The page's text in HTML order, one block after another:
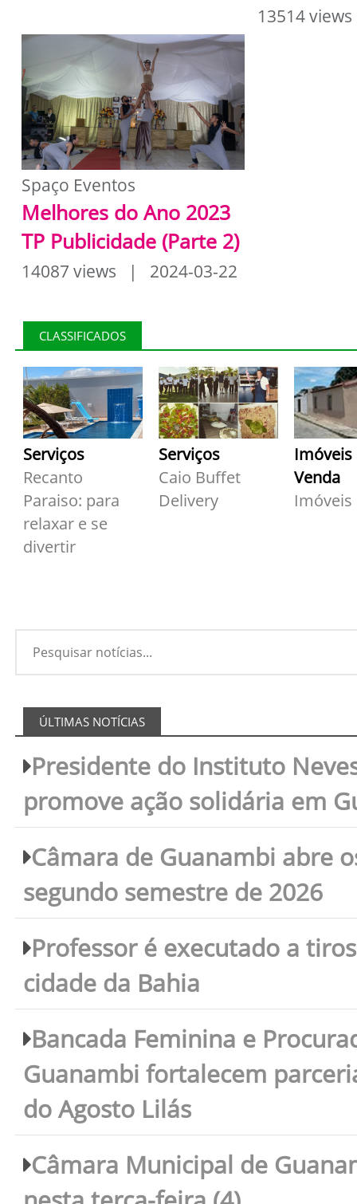
13514
Spaço Eventos
Melhores do Ano 2023
TP Publicidade (Parte 2)
14087 views | 2024-03-22
CLASSIFICADOS
Serviços
Recanto
Paraiso: para
relaxar e se
divertir
Serviços
Caio Buffet
Delivery
Imóveis
Venda
Imóveis
ÚLTIMAS NOTÍCIAS
Presidente do Instituto
promove ação solidária em
Câmara de Guanambi abre
segundo semestre de 2026
Professor é executado a
cidade da Bahia
Bancada Feminina e
Guanambi fortalecem
do Agosto Lilás
Câmara Municipal de